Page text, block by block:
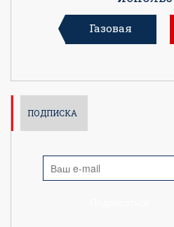
Газовая
ПОДПИСКА